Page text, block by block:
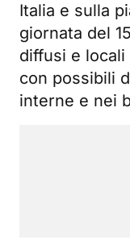
Italia e sulla
giornata del
diffusi e
con possibili
interne e nei